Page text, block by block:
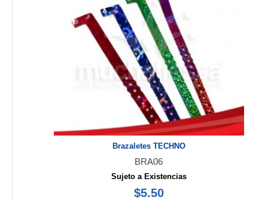
Brazaletes TECHNO
BRA06
Sujeto a Existencias
$5.50